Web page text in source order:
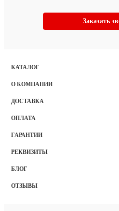
Заказать
КАТАЛОГ
О КОМПАНИИ
ДОСТАВКА
ОПЛАТА
ГАРАНТИИ
РЕКВИЗИТЫ
БЛОГ
ОТЗЫВЫ